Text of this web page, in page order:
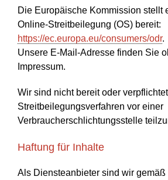
Die Europäische Kommission stellt
Online-Streitbeilegung (OS) bereit:
https://ec.europa.eu/consumers/odr.
Unsere E-Mail-Adresse finden Sie
Impressum.
Wir sind nicht bereit oder
Streitbeilegungsverfahren vor einer
Verbraucherschlichtungsstelle
Haftung für Inhalte
Als Diensteanbieter sind wir gemäß